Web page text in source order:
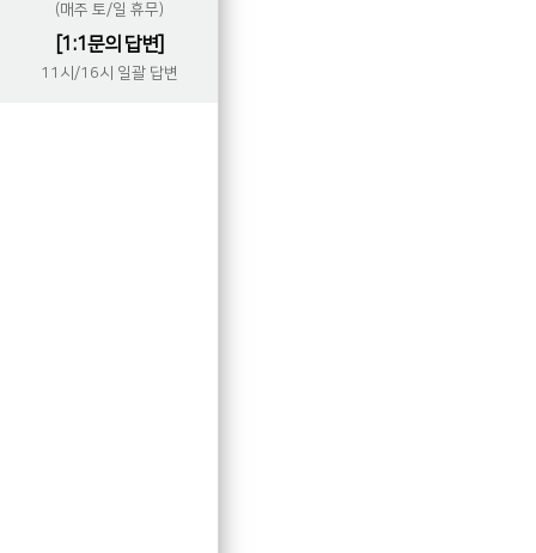
(매주 토/일 휴무)
[1:1문의 답변]
11시/16시 일괄 답변